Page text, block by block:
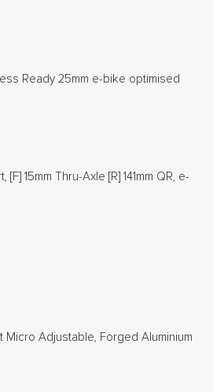
Ready 25mm e-bike optimised
15mm Thru-Axle [R] 141mm QR, e-
Micro Adjustable, Forged Aluminium